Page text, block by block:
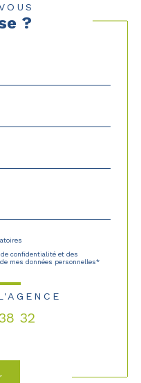
?
confidentialité et des
mes données personnelles*
32